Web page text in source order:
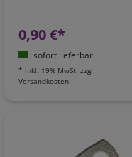
0,90 €*
sofort lieferbar
* inkl. 19% MwSt. zzgl.
Versandkosten